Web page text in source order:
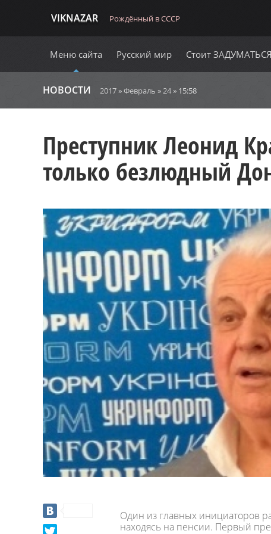
VIKNAZAR Рождённый в СССР
Меню сайта Русский мир Стоит ЗАДУМАТЬСЯ
НОВОСТИ 2017»Февраль »24» 15:58
Преступник Леонид
только безлюдный
Один из главных инициаторов
находясь на пенсии. Первый